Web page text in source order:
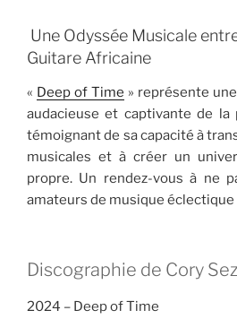
Une Odyssée Musicale
Guitare Africaine
« Deep of Time » représente
audacieuse et captivante de la
témoignant de sa capacité à
musicales et à créer un
propre. Un rendez-vous à ne
amateurs de musique
Discographie de Cory
2024 – Deep of Time